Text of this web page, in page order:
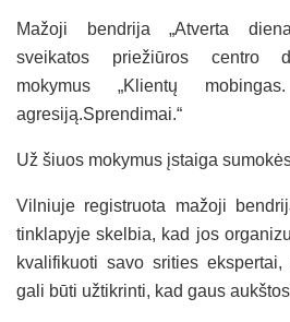
Mažoji bendrija „Atverta
sveikatos priežiūros centro
mokymus „Klientų
agresiją.Sprendimai.“
Už šiuos mokymus įstaiga
Vilniuje registruota mažoji
tinklapyje skelbia, kad jos
kvalifikuoti savo srities
gali būti užtikrinti, kad gaus